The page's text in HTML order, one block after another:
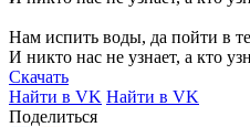
Нам испить воды, да пойти в
И никто нас не узнает, а кто
Скачать
Найти в VK Найти в VK
Поделиться